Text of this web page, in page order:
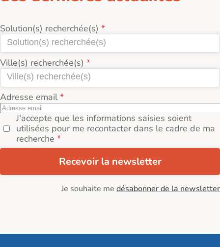
Solution(s) recherchée(s)
Ville(s) recherchée(s)
Adresse email
J'accepte que les informations saisies soient
utilisées pour me recontacter dans le cadre de ma
recherche
Recevoir la newsletter
Je souhaite me désabonner de la newsletter